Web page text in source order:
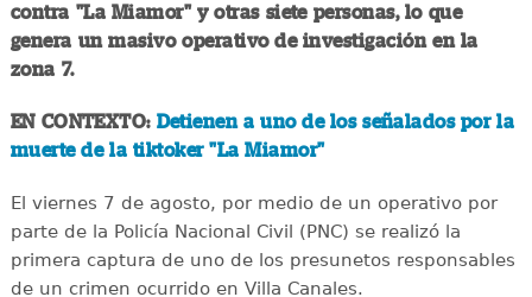
contra "La Miamor" y otras siete personas, lo que
genera un masivo operativo de investigación en la
zona 7.
EN CONTEXTO: Detienen a uno de los señalados por la
muerte de la tiktoker "La Miamor"
El viernes 7 de agosto, por medio de un operativo por
parte de la Policía Nacional Civil (PNC) se realizó la
primera captura de uno de los presunetos responsables
de un crimen ocurrido en Villa Canales.